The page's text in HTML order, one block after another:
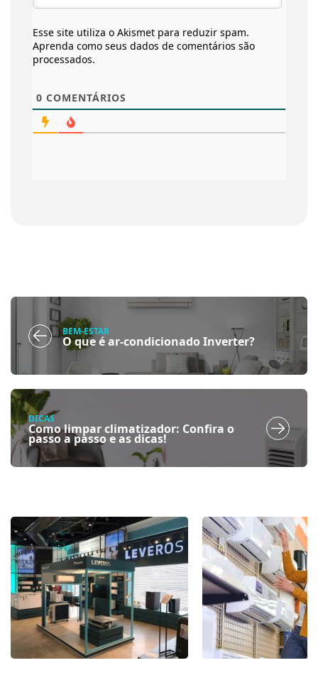
Esse site utiliza o Akismet para reduzir spam.
Aprenda como seus dados de comentários são
processados.
0 COMENTÁRIOS
BEM-ESTAR
O que é ar-condicionado Inverter?
DICAS
Como limpar climatizador: Confira o
passo a passo e as dicas!